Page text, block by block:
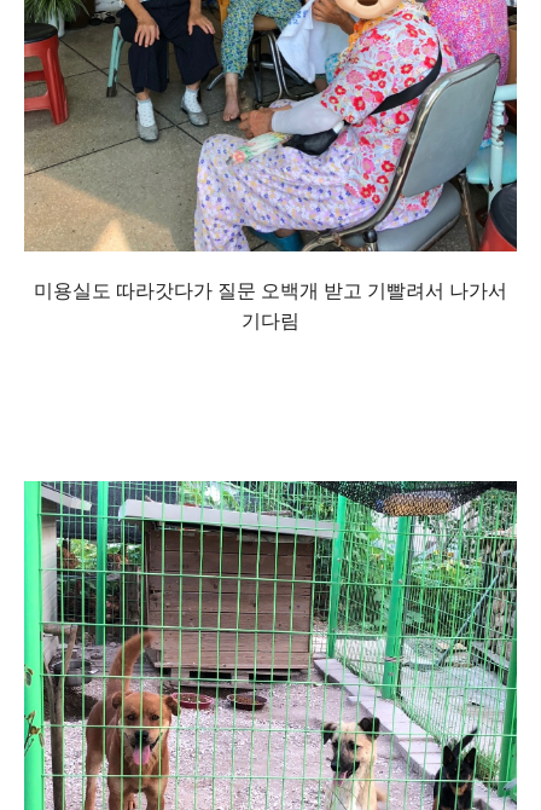
미용실도 따라갓다가 질문 오백개 받고 기빨려서 나가서
기다림